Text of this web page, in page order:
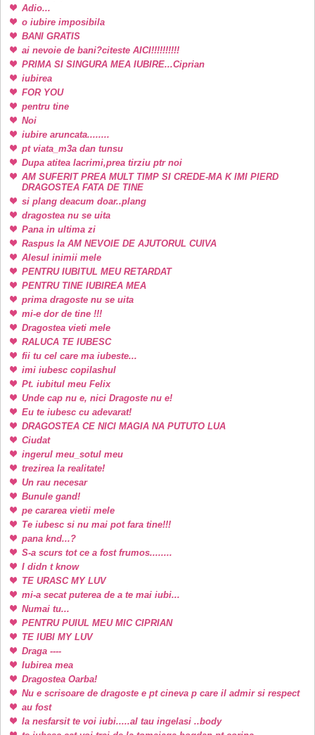
Adio...
o iubire imposibila
BANI GRATIS
ai nevoie de bani?citeste AICI!!!!!!!!!!
PRIMA SI SINGURA MEA IUBIRE...Ciprian
iubirea
FOR YOU
pentru tine
Noi
iubire aruncata........
pt viata_m3a dan tunsu
Dupa atitea lacrimi,prea tirziu ptr noi
AM SUFERIT PREA MULT TIMP SI CREDE-MA K IMI PIERD
DRAGOSTEA FATA DE TINE
si plang deacum doar..plang
dragostea nu se uita
Pana in ultima zi
Raspus la AM NEVOIE DE AJUTORUL CUIVA
Alesul inimii mele
PENTRU IUBITUL MEU RETARDAT
PENTRU TINE IUBIREA MEA
prima dragoste nu se uita
mi-e dor de tine !!!
Dragostea vieti mele
RALUCA TE IUBESC
fii tu cel care ma iubeste...
imi iubesc copilashul
Pt. iubitul meu Felix
Unde cap nu e, nici Dragoste nu e!
Eu te iubesc cu adevarat!
DRAGOSTEA CE NICI MAGIA NA PUTUTO LUA
Ciudat
ingerul meu_sotul meu
trezirea la realitate!
Un rau necesar
Bunule gand!
pe cararea vietii mele
Te iubesc si nu mai pot fara tine!!!
pana knd...?
S-a scurs tot ce a fost frumos........
I didn t know
TE URASC MY LUV
mi-a secat puterea de a te mai iubi...
Numai tu...
PENTRU PUIUL MEU MIC CIPRIAN
TE IUBI MY LUV
Draga ----
Iubirea mea
Dragostea Oarba!
Nu e scrisoare de dragoste e pt cineva p care il admir si respect
au fost
la nesfarsit te voi iubi.....al tau ingelasi ..body